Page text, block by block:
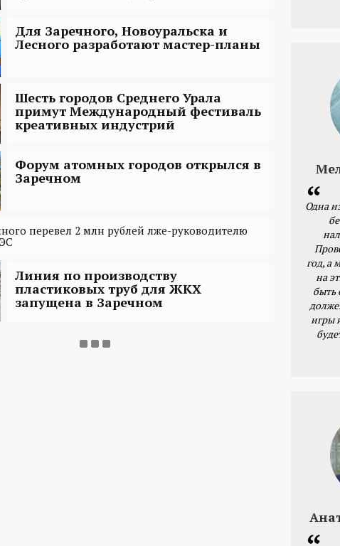
Для Заречного, Новоуральска и
Лесного разработают мастер-планы
Шесть городов Среднего Урала
примут Международный фестиваль
креативных индустрий
Форум атомных городов открылся в
Заречном
перевел 2 млн рублей лже-руководителю
Линия по производству
пластиковых труб для ЖКХ
запущена в Заречном
Одна
год, а
на
быть
игры